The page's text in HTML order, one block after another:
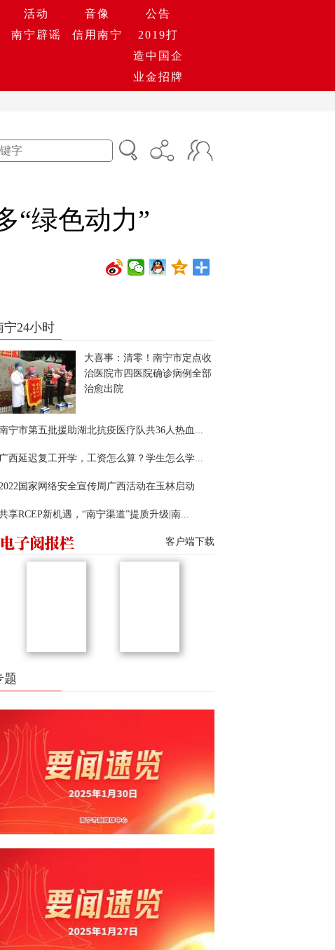
活动 音像
公告
南宁辟谣 信用南宁
2019打
造中国企
业金招牌
“绿色动力”
宁24小时
大喜事：清零！南宁市定点收
治医院市四医院确诊病例全部
治愈出院
宁市第五批援助湖北抗疫医疗队共36人热血...
广西延迟复工开学，工资怎么算？学生怎么学...
国家网络安全宣传周广西活动在玉林启动
享RCEP新机遇，“南宁渠道”提质升级|南...
客户端下载
题